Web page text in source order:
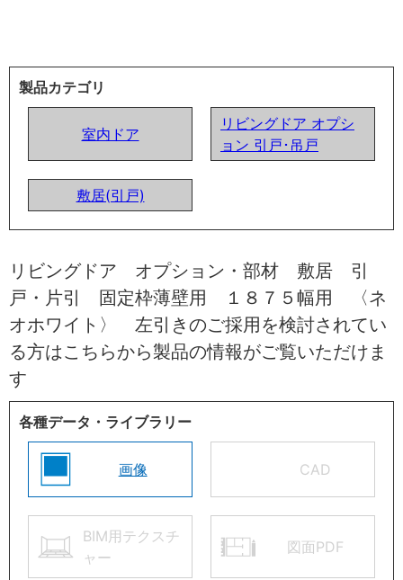
製品カテゴリ
室内ドア
リビングドア オプシ
ョン 引戸･吊戸
敷居(引戸)
リビングドア オプション・部材 敷居 引
戸・片引 固定枠薄壁用 １８７５幅用 〈ネ
オホワイト〉 左引きのご採用を検討されてい
る方はこちらから製品の情報がご覧いただけま
す
各種データ・ライブラリー
画像 CAD
BIM用テクスチ
ャー
図面PDF